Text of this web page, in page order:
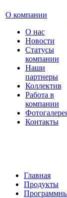
О компании
О нас
Новости
Cтатусы
компании
Наши
партнеры
Коллектив
Работа в
компании
Контакты
Главная
Продукты